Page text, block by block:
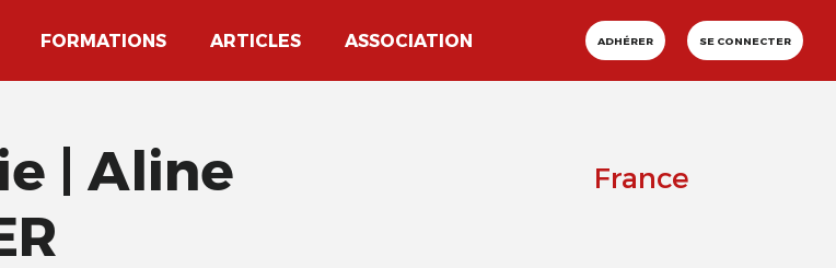
FORMATIONS ARTICLES ASSOCIATION ADHÉRER SE CONNECTER
| Aline
France